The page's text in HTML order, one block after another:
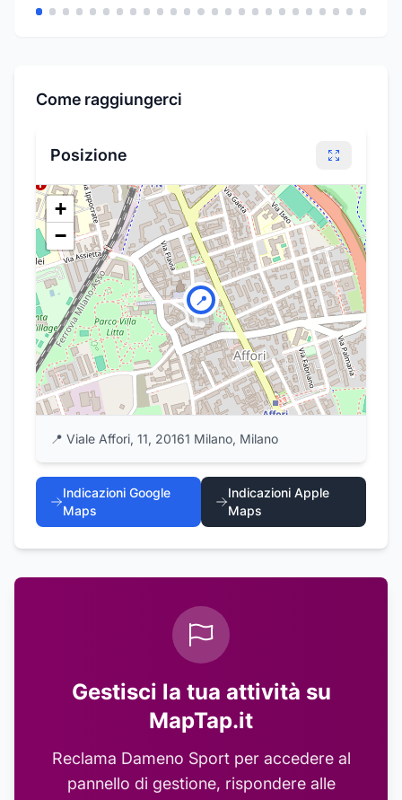
Come raggiungerci
Posizione
📍
+
−
📍 Viale Affori, 11, 20161 Milano, Milano
Indicazioni Google
Maps
Indicazioni Apple
Maps
Gestisci la tua attività su
MapTap.it
Reclama Dameno Sportper accedere al
pannello di gestione, rispondere alle